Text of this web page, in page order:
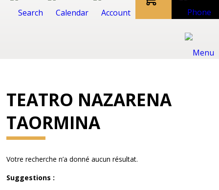
TEATRO NAZARENA
TAORMINA
Votre recherche n’a donné aucun résultat.
Suggestions :